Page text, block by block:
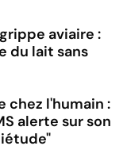
aviaire :
du lait sans
chez l'humain :
alerte sur son